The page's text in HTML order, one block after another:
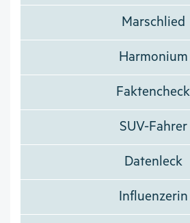
Marschlied
Harmonium
Faktencheck
SUV-Fahrer
Datenleck
Influenzerin